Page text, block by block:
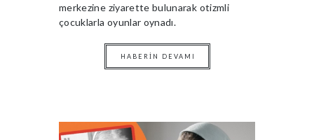
merkezine ziyarette bulunarak otizmli
çocuklarla oyunlar oynadı.
HABERIN DEVAMI